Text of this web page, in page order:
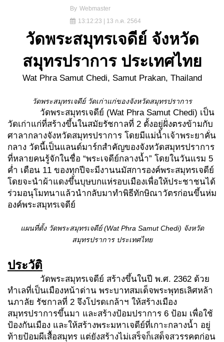
By Webmaster
13:12:23 | 13 ก.ค. 2564
วัดพระสมุทรเจดีย์ จังหวัด
สมุทรปราการ ประเทศไทย
Wat Phra Samut Chedi, Samut Prakan, Thailand
วัดพระสมุทรเจดีย์ วัดเก่าแก่ของจังหวัดสมุทรปราการ
วัดพระสมุทรเจดีย์ (Wat Phra Samut Chedi) เป็น
วัดเก่าแก่ที่สร้างขึ้นในสมัยรัชกาลที่ 2 ตั้งอยู่ฝั่งตรงข้ามกับ
ศาลากลางจังหวัดสมุทรปราการ โดยมีแม่น้ำเจ้าพระยาคั่น
กลาง วัดนี้เป็นแลนด์มาร์กสำคัญของจังหวัดสมุทรปราการ
ที่หลายคนรู้จักในชื่อ “พระเจดีย์กลางน้ำ” โดยในวันแรม 5
ค่ำ เดือน 11 ของทุกปีจะมีงานนมัสการองค์พระสมุทรเจดีย์
โดยจะนำผ้าแดงขึ้นบุษบกแห่รอบเมืองเพื่อให้ประชาชนได้
ร่วมอนุโมทนาแล้วนำกลับมาทำพิธีทักษิณาวัตรก่อนขึ้นห่ม
องค์พระสมุทรเจดีย์
แผนที่ตั้ง วัดพระสมุทรเจดีย์ (Wat Phra Samut Chedi) จังหวัด
สมุทรปราการ ประเทศไทย
ประวัติ
วัดพระสมุทรเจดีย์ สร้างขึ้นในปี พ.ศ. 2362 ด้วย
ทำเลที่เป็นเมืองหน้าด่าน พระบาทสมเด็จพระพุทธเลิศหล้า
นภาลัย รัชกาลที่ 2 จึงโปรดเกล้าฯ ให้สร้างเมือง
สมุทรปราการขึ้นมา และสร้างป้อมปราการ 6 ป้อม เพื่อใช้
ป้องกันเมือง และให้สร้างพระมหาเจดีย์ที่เกาะกลางน้ำ อยู่
ท้ายป้อมผีเสื้อสมุทร แต่ยังสร้างไม่เสร็จก็เสด็จสวรรคตก่อน